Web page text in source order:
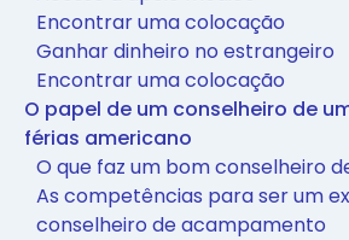
Encontrar uma colocação
Ganhar dinheiro no estrangeiro
Encontrar uma colocação
O papel de um conselheiro de
férias americano
O que faz um bom conselheiro
As competências para ser um
conselheiro de acampamento